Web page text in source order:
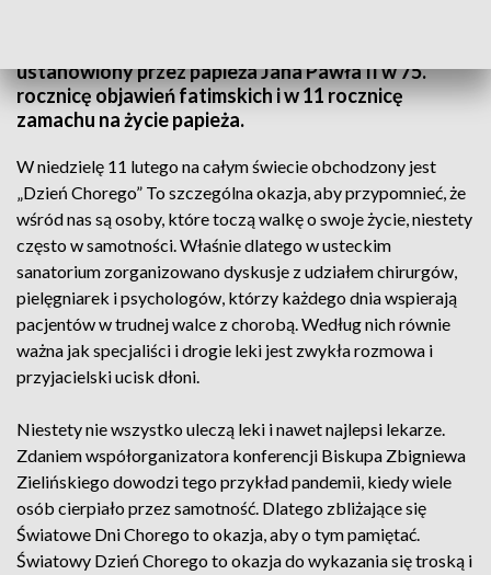
ustanowiony przez papieża Jana Pawła II w 75.
rocznicę objawień fatimskich i w 11 rocznicę
zamachu na życie papieża.
W niedzielę 11 lutego na całym świecie obchodzony jest
„Dzień Chorego” To szczególna okazja, aby przypomnieć, że
wśród nas są osoby, które toczą walkę o swoje życie, niestety
często w samotności. Właśnie dlatego w usteckim
sanatorium zorganizowano dyskusje z udziałem chirurgów,
pielęgniarek i psychologów, którzy każdego dnia wspierają
pacjentów w trudnej walce z chorobą. Według nich równie
ważna jak specjaliści i drogie leki jest zwykła rozmowa i
przyjacielski ucisk dłoni.
Niestety nie wszystko uleczą leki i nawet najlepsi lekarze.
Zdaniem współorganizatora konferencji Biskupa Zbigniewa
Zielińskiego dowodzi tego przykład pandemii, kiedy wiele
osób cierpiało przez samotność. Dlatego zbliżające się
Światowe Dni Chorego to okazja, aby o tym pamiętać.
Światowy Dzień Chorego to okazja do wykazania się troską i